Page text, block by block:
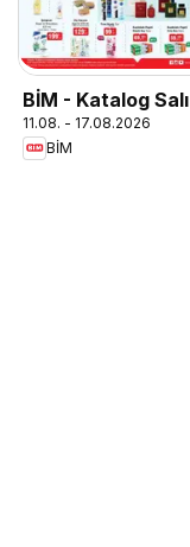
BİM - Katalog Salı
11.08. - 17.08.2026
BİM